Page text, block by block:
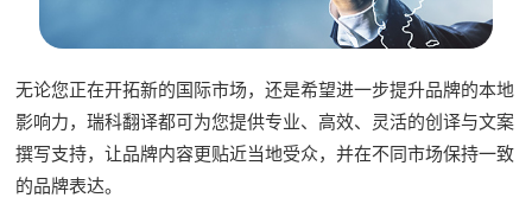
无论您正在开拓新的国际市场，还是希望进一步提升品牌的本地
影响力，瑞科翻译都可为您提供专业、高效、灵活的创译与文案
撰写支持，让品牌内容更贴近当地受众，并在不同市场保持一致
的品牌表达。